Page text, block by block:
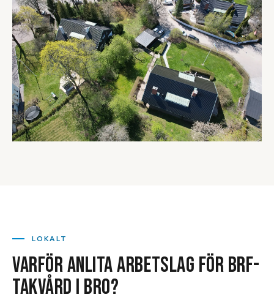
LOKALT
VARFÖR ANLITA ARBETSLAG FÖRBRF-
TAKVÅRD I BRO?